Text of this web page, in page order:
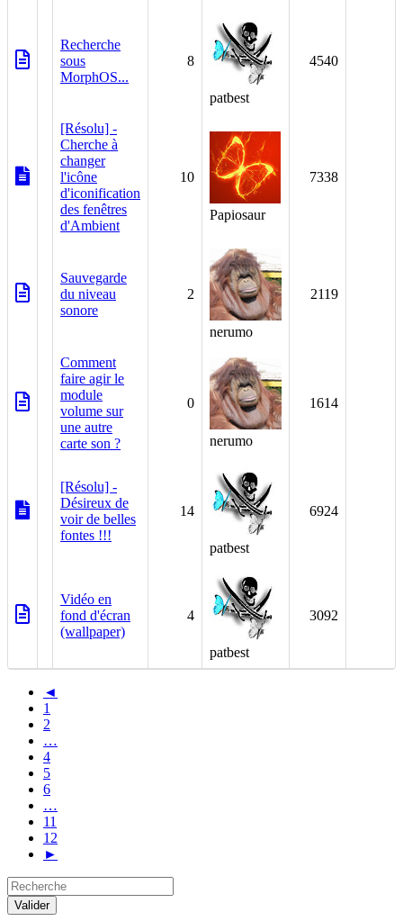
Recherche
sous
MorphOS...
8
patbest
4540
[Résolu] -
Cherche à
changer
l'icône
d'iconification
des fenêtres
d'Ambient
10
Papiosaur
7338
Sauvegarde
du niveau
sonore
2
nerumo
2119
Comment
faire agir le
module
volume sur
une autre
carte son ?
0
nerumo
1614
[Résolu] -
Désireux de
voir de belles
fontes !!!
14
patbest
6924
Vidéo en
fond d'écran
(wallpaper)
4
patbest
3092
◄
1
2
…
4
5
6
…
11
12
►
Recherche
Valider